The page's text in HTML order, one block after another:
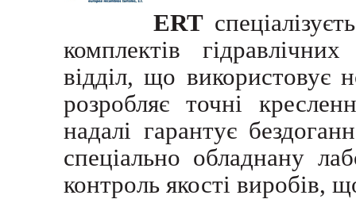
ERT
комплектів
відділ, що використовує
розробляє точні
надалі гарантує
спеціально обладнану
контроль якості виробів,